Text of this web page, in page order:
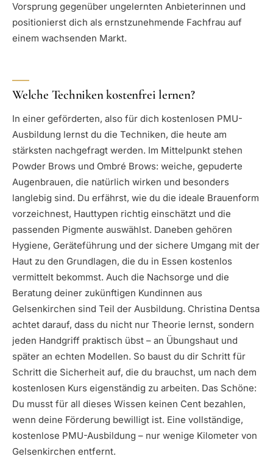
Vorsprung gegenüber ungelernten Anbieterinnen und
positionierst dich als ernstzunehmende Fachfrau auf
einem wachsenden Markt.
Welche Techniken kostenfrei lernen?
In einer geförderten, also für dich kostenlosen PMU-
Ausbildung lernst du die Techniken, die heute am
stärksten nachgefragt werden. Im Mittelpunkt stehen
Powder Brows und Ombré Brows: weiche, gepuderte
Augenbrauen, die natürlich wirken und besonders
langlebig sind. Du erfährst, wie du die ideale Brauenform
vorzeichnest, Hauttypen richtig einschätzt und die
passenden Pigmente auswählst. Daneben gehören
Hygiene, Geräteführung und der sichere Umgang mit der
Haut zu den Grundlagen, die du in Essen kostenlos
vermittelt bekommst. Auch die Nachsorge und die
Beratung deiner zukünftigen Kundinnen aus
Gelsenkirchen sind Teil der Ausbildung. Christina Dentsa
achtet darauf, dass du nicht nur Theorie lernst, sondern
jeden Handgriff praktisch übst – an Übungshaut und
später an echten Modellen. So baust du dir Schritt für
Schritt die Sicherheit auf, die du brauchst, um nach dem
kostenlosen Kurs eigenständig zu arbeiten. Das Schöne:
Du musst für all dieses Wissen keinen Cent bezahlen,
wenn deine Förderung bewilligt ist. Eine vollständige,
kostenlose PMU-Ausbildung – nur wenige Kilometer von
Gelsenkirchen entfernt.